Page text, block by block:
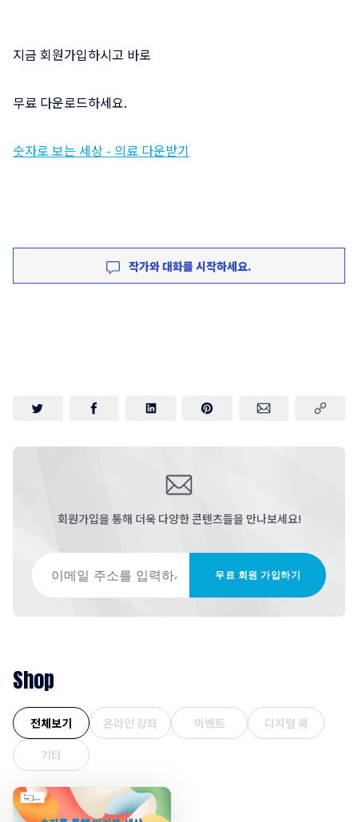
지금 회원가입하시고 바로
무료 다운로드하세요.
숫자로 보는 세상 - 의료 다운받기
작가와 대화를 시작하세요.
회원가입을 통해 더욱 다양한 콘텐츠들을 만나보세요!
무료 회원 가입하기
Shop
전체보기 온라인 강좌 이벤트
디지털 북
기타